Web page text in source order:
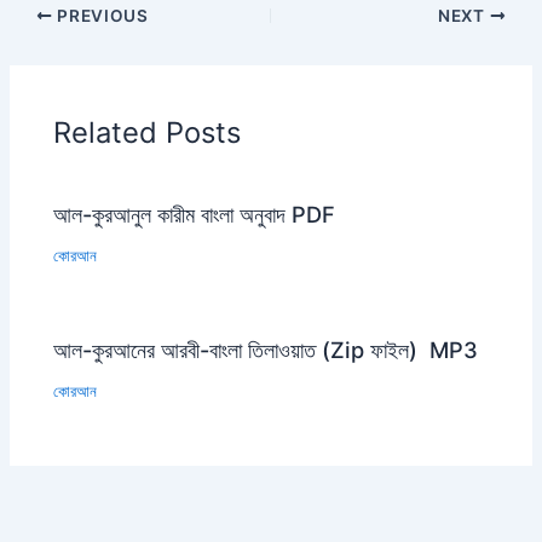
PREVIOUS NEXT
Related Posts
আল-কুরআনুল কারীম বাংলা অনুবাদ PDF
কোরআন
আল-কুরআনের আরবী-বাংলা তিলাওয়াত (Zip ফাইল) MP3
কোরআন